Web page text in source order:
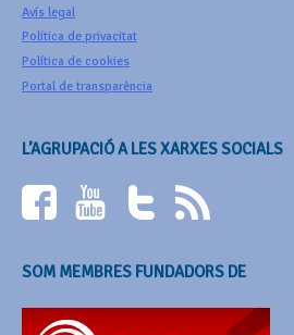
Avís legal
Política de privacitat
Política de cookies
Portal de transparència
L’AGRUPACIÓ A LES XARXES SOCIALS
SOM MEMBRES FUNDADORS DE